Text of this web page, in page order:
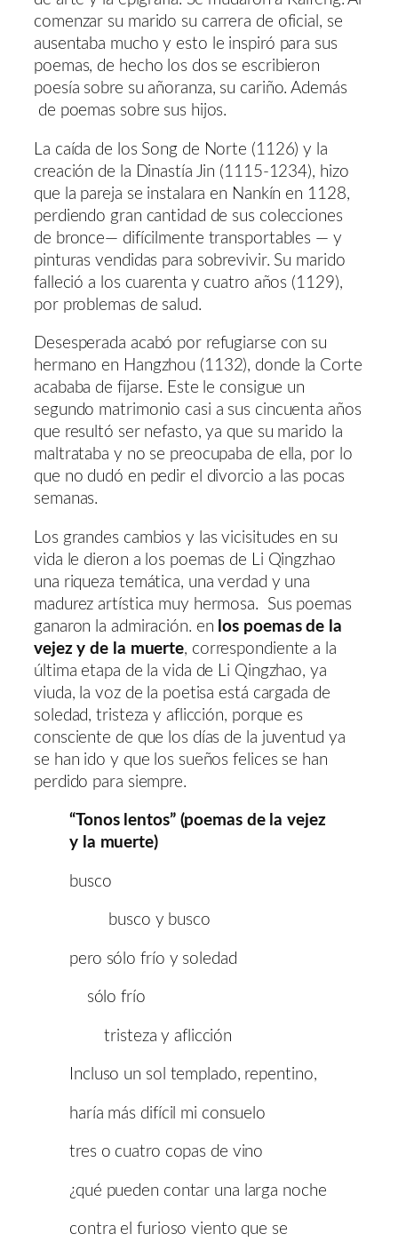
comenzar su marido su carrera de oficial, se
ausentaba mucho y esto le inspiró para sus
poemas, de hecho los dos se escribieron
poesía sobre su añoranza, su cariño. Además
de poemas sobre sus hijos.
La caída de los Song de Norte (1126) y la
creación de la Dinastía Jin (1115-1234), hizo
que la pareja se instalara en Nankín en 1128,
perdiendo gran cantidad de sus colecciones
de bronce— difícilmente transportables — y
pinturas vendidas para sobrevivir. Su marido
falleció a los cuarenta y cuatro años (1129),
por problemas de salud.
Desesperada acabó por refugiarse con su
hermano en Hangzhou (1132), donde la Corte
acababa de fijarse. Este le consigue un
segundo matrimonio casi a sus cincuenta años
que resultó ser nefasto, ya que su marido la
maltrataba y no se preocupaba de ella, por lo
que no dudó en pedir el divorcio a las pocas
semanas.
Los grandes cambios y las vicisitudes en su
vida le dieron a los poemas de Li Qingzhao
una riqueza temática, una verdad y una
madurez artística muy hermosa. Sus poemas
ganaron la admiración. en los poemas de la
vejez y de la muerte, correspondiente a la
última etapa de la vida de Li Qingzhao, ya
viuda, la voz de la poetisa está cargada de
soledad, tristeza y aflicción, porque es
consciente de que los días de la juventud ya
se han ido y que los sueños felices se han
perdido para siempre.
“Tonos lentos” (poemas de la vejez
y la muerte)
busco
busco y busco
pero sólo frío y soledad
sólo frío
tristeza y aflicción
Incluso un sol templado, repentino,
haría más difícil mi consuelo
tres o cuatro copas de vino
¿qué pueden contar una larga noche
contra el furioso viento que se